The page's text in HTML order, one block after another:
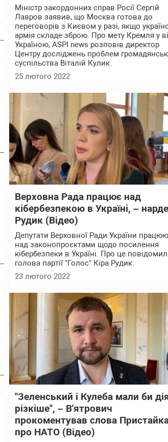
Міністр закордонних справ Росії Сергій
Лавров заявив, що Москва готова до
переговорів з Києвом у разі, якщо
армія складе зброю. Про мету Кремля у
Україною, ASPI news розповів директор
Центру досліджень проблем
суспільства Віталій Кулик.
25 лютого 2022
Верховна Рада працює над
кібербезпекою в Україні, –
Рудик (Відео)
Депутати Верховної Ради України
над законопроєктами щодо посилення
кібербезпеки в Україні. Про це
голова партії "Голос" Кіра Рудик.
23 лютого 2022
"Зеленський і Кулеба мали би
різкіше", – В'ятрович
прокоментував слова
про НАТО (Відео)